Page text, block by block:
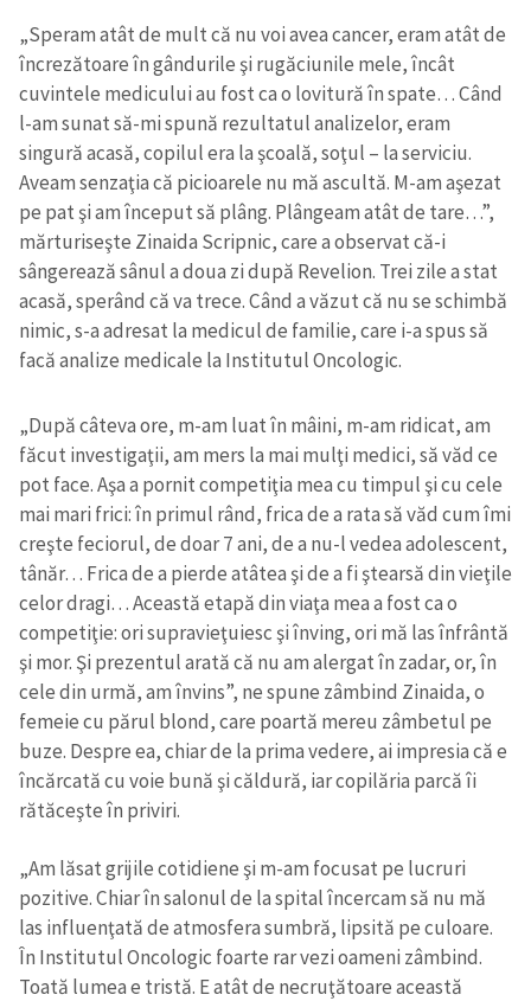
„Speram atât de mult că nu voi avea cancer, eram atât de
încrezătoare în gândurile şi rugăciunile mele, încât
cuvintele medicului au fost ca o lovitură în spate… Când
l-am sunat să-mi spună rezultatul analizelor, eram
singură acasă, copilul era la şcoală, soţul – la serviciu.
Aveam senzaţia că picioarele nu mă ascultă. M-am aşezat
pe pat şi am început să plâng. Plângeam atât de tare…”,
mărturiseşte Zinaida Scripnic, care a observat că-i
sângerează sânul a doua zi după Revelion. Trei zile a stat
acasă, sperând că va trece. Când a văzut că nu se schimbă
nimic, s-a adresat la medicul de familie, care i-a spus să
facă analize medicale la Institutul Oncologic.
„După câteva ore, m-am luat în mâini, m-am ridicat, am
făcut investigaţii, am mers la mai mulţi medici, să văd ce
pot face. Aşa a pornit competiţia mea cu timpul şi cu cele
mai mari frici: în primul rând, frica de a rata să văd cum îmi
creşte feciorul, de doar 7 ani, de a nu-l vedea adolescent,
tânăr… Frica de a pierde atâtea şi de a fi ştearsă din vieţile
celor dragi… Această etapă din viaţa mea a fost ca o
competiţie: ori supravieţuiesc şi înving, ori mă las înfrântă
şi mor. Şi prezentul arată că nu am alergat în zadar, or, în
cele din urmă, am învins”, ne spune zâmbind Zinaida, o
femeie cu părul blond, care poartă mereu zâmbetul pe
buze. Despre ea, chiar de la prima vedere, ai impresia că e
încărcată cu voie bună şi căldură, iar copilăria parcă îi
rătăceşte în priviri.
„Am lăsat grijile cotidiene şi m-am focusat pe lucruri
pozitive. Chiar în salonul de la spital încercam să nu mă
las influenţată de atmosfera sumbră, lipsită pe culoare.
În Institutul Oncologic foarte rar vezi oameni zâmbind.
Toată lumea e tristă. E atât de necruţătoare această